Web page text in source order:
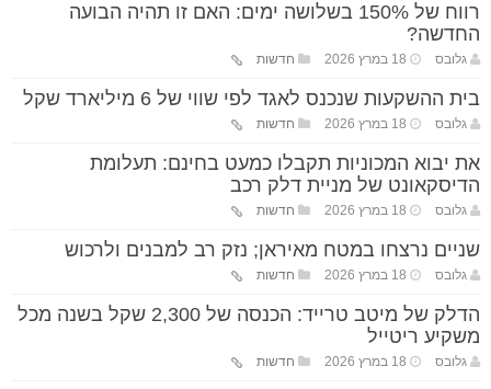
רווח של 150% בשלושה ימים: האם זו תהיה הבועה
החדשה?
גלובס 18 במרץ 2026 חדשות
בית ההשקעות שנכנס לאגד לפי שווי של 6 מיליארד שקל
גלובס 18 במרץ 2026 חדשות
את יבוא המכוניות תקבלו כמעט בחינם: תעלומת
הדיסקאונט של מניית דלק רכב
גלובס 18 במרץ 2026 חדשות
שניים נרצחו במטח מאיראן; נזק רב למבנים ולרכוש
גלובס 18 במרץ 2026 חדשות
הדלק של מיטב טרייד: הכנסה של 2,300 שקל בשנה מכל
משקיע ריטייל
גלובס 18 במרץ 2026 חדשות